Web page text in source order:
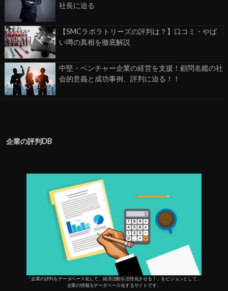
社長に迫る
【SMCラボラトリーズの評判は？】口コミ・やば
い噂の真相を徹底解説
中堅・ベンチャー企業の経営を支援！顧問名鑑の社
会的意義と成功事例、評判に迫る！！
企業の評判DB
「企業の評判をデータベース化して、経済活動を活性化させる！」をビジョンとして、
企業の情報をデータベース化するサイトです。